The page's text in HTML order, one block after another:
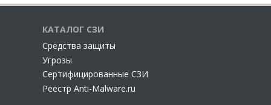
КАТАЛОГ СЗИ
Cредства защиты
Угрозы
Сертифицированные СЗИ
Реестр Anti-Malware.ru